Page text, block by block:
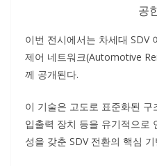
공
이번 전시에서는 차세대 SDV
제어 네트워크(Automotive
께 공개된다.
이 기술은 고도로 표준화된
입출력 장치 등을 유기적으로
성을 갖춘 SDV 전환의 핵심